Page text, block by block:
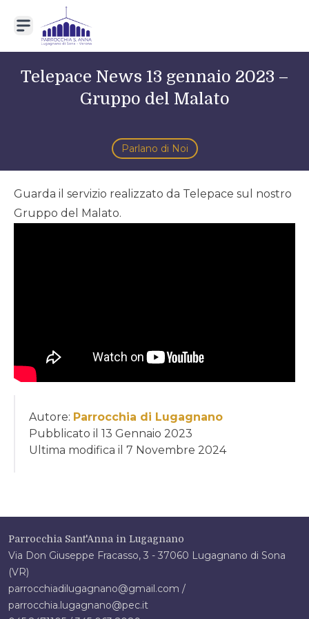
Vai al contenuto
Primary Menu
Telepace News 13 gennaio 2023 –
Gruppo del Malato
Categorie:
Parlano di Noi
Guarda il servizio realizzato da Telepace sul nostro
Gruppo del Malato.
Autore: Parrocchia di Lugagnano
Pubblicato il 13 Gennaio 2023
Ultima modifica il 7 Novembre 2024
Parrocchia Sant'Anna in Lugagnano
Via Don Giuseppe Fracasso, 3 - 37060 Lugagnano di Sona
(VR)
parrocchiadilugagnano@gmail.com /
parrocchia.lugagnano@pec.it